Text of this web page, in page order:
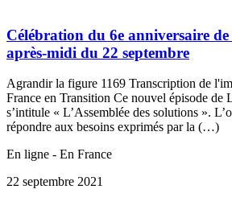
Célébration du 6e anniversaire
après-midi du 22 septembre
Agrandir la figure 1169 Transcription de
France en Transition Ce nouvel épisode de
s’intitule « L’Assemblée des solutions ».
répondre aux besoins exprimés par la (…)
En ligne - En France
22 septembre 2021